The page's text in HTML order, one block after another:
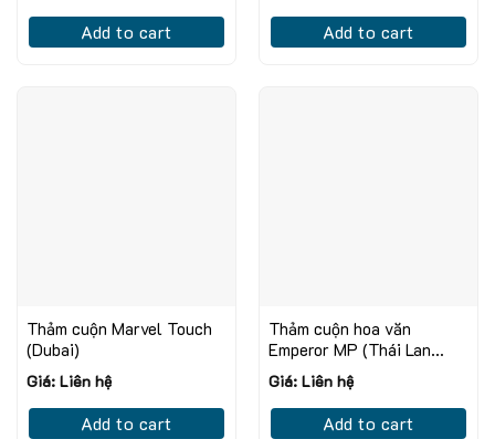
Add to cart Add to cart
Thảm cuộn Marvel Touch
(Dubai)
Giá: Liên hệ
Add to cart
Thảm cuộn hoa văn
Emperor MP (Thái Lan
Dày)
Giá: Liên hệ
Add to cart